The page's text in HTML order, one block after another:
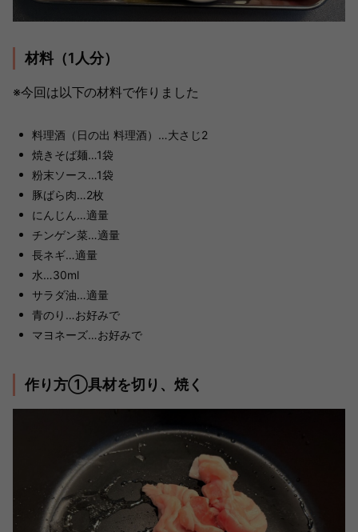
材料（1人分）
※今回は以下の材料で作りました
料理酒（日の出 料理酒）…大さじ2
焼きそば麺…1袋
粉末ソース…1袋
豚ばら肉…2枚
にんじん…適量
チンゲン菜…適量
長ネギ…適量
水…30ml
サラダ油…適量
青のり…お好みで
マヨネーズ…お好みで
作り方①具材を切り、焼く